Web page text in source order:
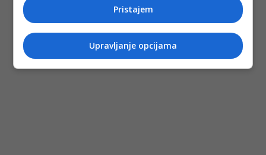
Pristajem
Upravljanje opcijama